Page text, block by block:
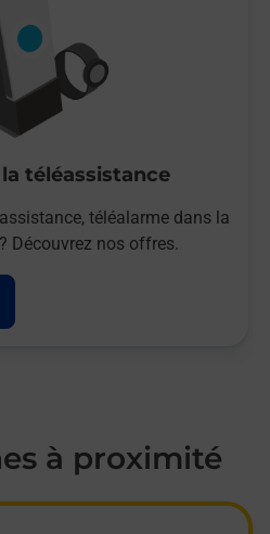
téléassistance
téléalarme dans la
Découvrez nos offres.
à proximité